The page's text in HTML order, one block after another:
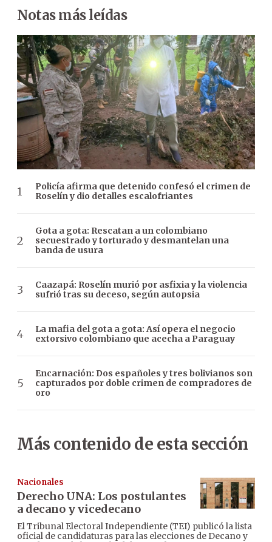
Notas más leídas
Policía afirma que detenido confesó el crimen de
Roselín y dio detalles escalofriantes
Gota a gota: Rescatan a un colombiano
secuestrado y torturado y desmantelan una
banda de usura
Caazapá: Roselín murió por asfixia y la violencia
sufrió tras su deceso, según autopsia
La mafia del gota a gota: Así opera el negocio
extorsivo colombiano que acecha a Paraguay
Encarnación: Dos españoles y tres bolivianos son
capturados por doble crimen de compradores de
oro
Más contenido de esta sección
Nacionales
Derecho UNA: Los postulantes
a decano y vicedecano
El Tribunal Electoral Independiente (TEI) publicó la lista
oficial de candidaturas para las elecciones de Decano y